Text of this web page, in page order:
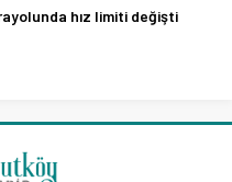
hız limiti değişti